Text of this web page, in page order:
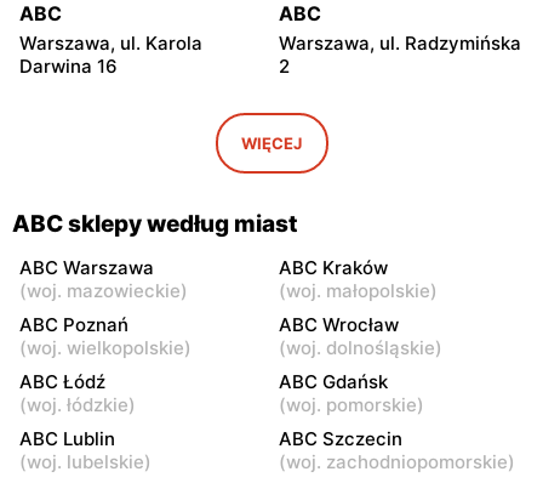
ABC
Warszawa, ul. Karola
Darwina 16
ABC
Warszawa, ul. Radzymińska
2
ABC
Warszawa, ul. Białostocka
9
ABC
Warszawa, ul. Grochowska
321
ABC
ABC
Warszawa, ul. Kowieńska
20
ABC
Warszawa, ul. Chełmska 9
ABC
Warszawa, ul. Łochowska
39
ABC
Warszawa, ul. Pustola 23
WIĘCEJ
ABC sklepy według miast
ABC Warszawa
(woj. mazowieckie)
ABC Kraków
(woj. małopolskie)
ABC Poznań
(woj. wielkopolskie)
ABC Wrocław
(woj. dolnośląskie)
ABC Łódź
(woj. łódzkie)
ABC Gdańsk
(woj. pomorskie)
ABC Lublin
(woj. lubelskie)
ABC Szczecin
(woj. zachodniopomorskie)